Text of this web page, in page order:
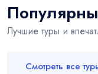
Лучшие туры и
Смотреть все